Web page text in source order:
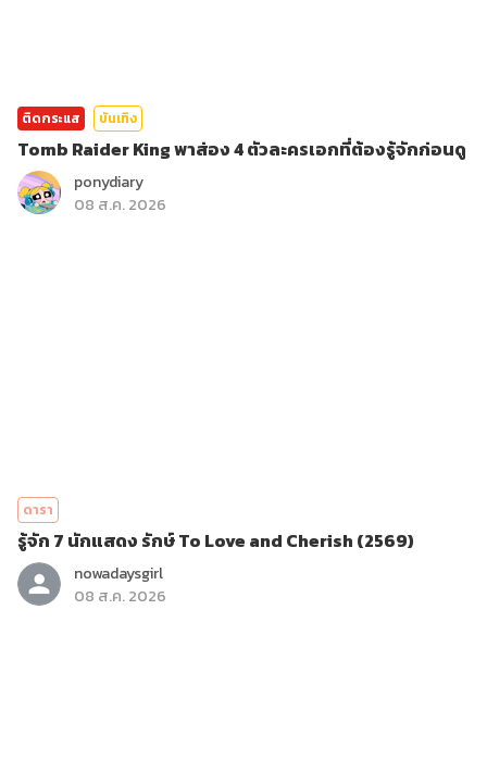
ติดกระแส บันเทิง
Tomb Raider King พาส่อง 4 ตัวละครเอกที่ต้องรู้จักก่อนดู
ponydiary
08 ส.ค. 2026
ดารา
รู้จัก 7 นักแสดง รักษ์ To Love and Cherish (2569)
nowadaysgirl
08 ส.ค. 2026